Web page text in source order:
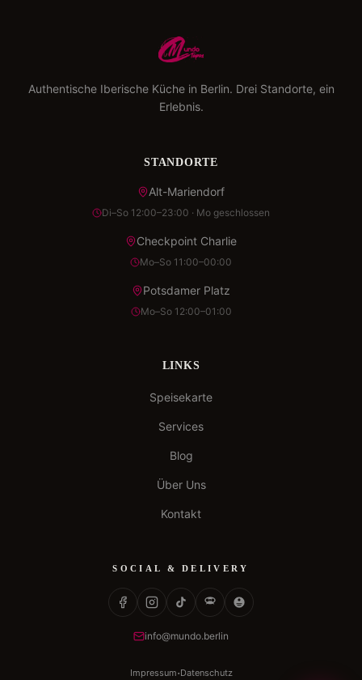
Authentische Iberische Küche in Berlin. Drei Standorte, ein
Erlebnis.
STANDORTE
Alt-Mariendorf
Di–So 12:00–23:00 · Mo geschlossen
Checkpoint Charlie
Mo–So 11:00–00:00
Potsdamer Platz
Mo–So 12:00–01:00
LINKS
Speisekarte
Services
Blog
Über Uns
Kontakt
SOCIAL & DELIVERY
info@mundo.berlin
Impressum·Datenschutz